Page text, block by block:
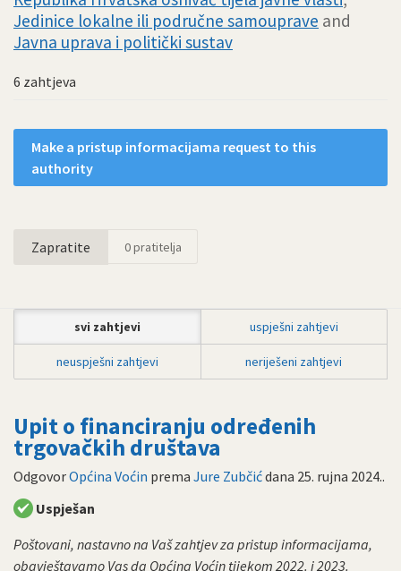
Jedinice lokalne ili područne samouprave and
Javna uprava i politički sustav
6 zahtjeva
Make a pristup informacijama request to this
authority
Zapratite 0pratitelja
svi zahtjevi uspješni zahtjevi
neuspješni zahtjevi neriješeni zahtjevi
Upit o financiranju određenih
trgovačkih društava
OdgovorOpćina Voćin prema Jure Zubčićdana 25. rujna 2024..
Uspješan
Poštovani, nastavno na Vaš zahtjev za pristup informacijama,
obavještavamo Vas da Općina Voćin tijekom 2022. i 2023.